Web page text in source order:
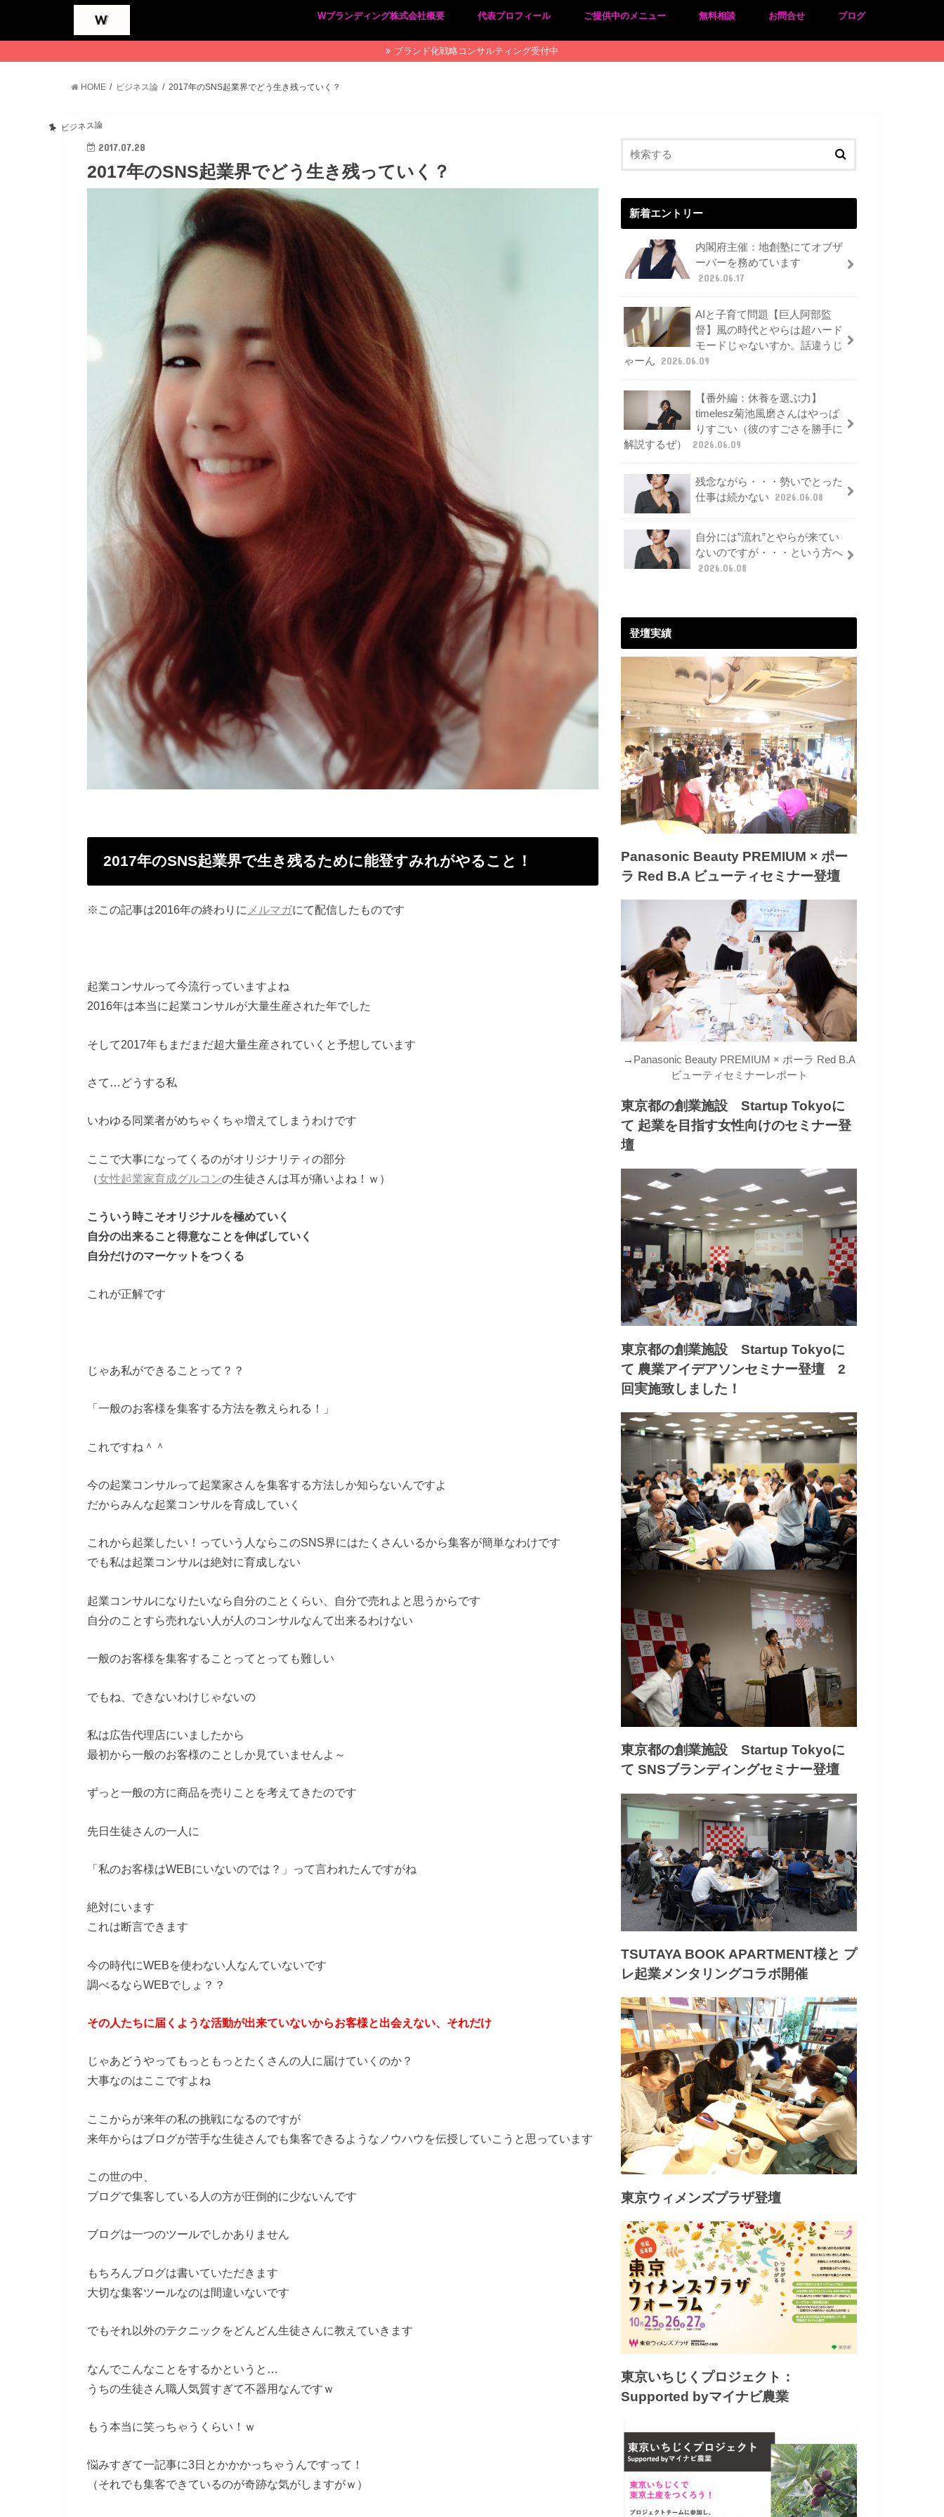
Wブランディング株式会社概要
プライバシーポリシー
特定商取引法に基づく表記
代表プロフィール ご提供中のメニュー 無料相談 お問合せ ブログ
ブランド化戦略コンサルティング受付中
HOME ビジネス論 2017年のSNS起業界でどう生き残っていく？
ビジネス論
2017.07.28
2017年のSNS起業界でどう生き残っていく？
2017年のSNS起業界で生き残るために能登すみれがやること！
※この記事は2016年の終わりに メルマガにて配信したものです
起業コンサルって今流行っていますよね
2016年は本当に起業コンサルが大量生産された年でした
そして2017年もまだまだ超大量生産されていくと予想しています
さて…どうする私
いわゆる同業者がめちゃくちゃ増えてしまうわけです
ここで大事になってくるのがオリジナリティの部分
（女性起業家育成グルコンの生徒さんは耳が痛いよね！ｗ）
こういう時こそオリジナルを極めていく
自分の出来ること得意なことを伸ばしていく
自分だけのマーケットをつくる
これが正解です
じゃあ私ができることって？？
「一般のお客様を集客する方法を教えられる！」
これですね＾＾
今の起業コンサルって起業家さんを集客する方法しか知らないんですよ
だからみんな起業コンサルを育成していく
これから起業したい！っていう人ならこのSNS界にはたくさんいるから集客が簡単なわけです
でも私は起業コンサルは絶対に育成しない
起業コンサルになりたいなら自分のことくらい、自分で売れよと思うからです
自分のことすら売れない人が人のコンサルなんて出来るわけない
一般のお客様を集客することってとっても難しい
でもね、できないわけじゃないの
私は広告代理店にいましたから
最初から一般のお客様のことしか見ていませんよ～
ずっと一般の方に商品を売りことを考えてきたのです
先日生徒さんの一人に
「私のお客様はWEBにいないのでは？」って言われたんですがね
絶対にいます
これは断言できます
今の時代にWEBを使わない人なんていないです
調べるならWEBでしょ？？
その人たちに届くような活動が出来ていないからお客様と出会えない、それだけ
じゃあどうやってもっともっとたくさんの人に届けていくのか？
大事なのはここですよね
ここからが来年の私の挑戦になるのですが
来年からはブログが苦手な生徒さんでも集客できるようなノウハウを伝授していこうと思っています
この世の中、
ブログで集客している人の方が圧倒的に少ないんです
ブログは一つのツールでしかありません
もちろんブログは書いていただきます
大切な集客ツールなのは間違いないです
でもそれ以外のテクニックをどんどん生徒さんに教えていきます
なんでこんなことをするかというと…
うちの生徒さん職人気質すぎて不器用なんですｗ
もう本当に笑っちゃうくらい！ｗ
悩みすぎて一記事に3日とかかかっちゃうんですって！
（それでも集客できているのが奇跡な気がしますがｗ）
新着エントリー
内閣府主催：地創塾にてオブザ
ーバーを務めています
2026.06.17
AIと子育て問題【巨人阿部監
督】風の時代とやらは超ハード
モードじゃないすか。話違うじ
ゃーん
2026.06.09
【番外編：休養を選ぶ力】
timelesz菊池風磨さんはやっぱ
りすごい（彼のすごさを勝手に
解説するぜ）
2026.06.09
残念ながら・・・勢いでとった
仕事は続かない
2026.06.08
自分には”流れ”とやらが来てい
ないのですが・・・という方へ
2026.06.08
登壇実績
Panasonic Beauty PREMIUM × ポー
ラ Red B.A ビューティセミナー登壇
→ Panasonic Beauty PREMIUM × ポーラ Red B.A
ビューティセミナーレポート
東京都の創業施設 Startup Tokyoに
て 起業を目指す女性向けのセミナー登
壇
東京都の創業施設 Startup Tokyoに
て 農業アイデアソンセミナー登壇 2
回実施致しました！
東京都の創業施設 Startup Tokyoに
て SNSブランディングセミナー登壇
TSUTAYA BOOK APARTMENT様と プ
レ起業メンタリングコラボ開催
東京ウィメンズプラザ登壇
東京いちじくプロジェクト：
Supported byマイナビ農業